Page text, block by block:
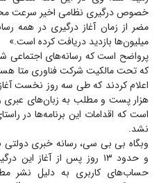
خصوص درگیری نظامی اخیر سرعت
مضر از زمان آغاز درگیری در همه
میلیون‌ها بازدید دریافت کرده است.»
پرواضح است که رسانه‌های اجتماعی
که تحت مالکیت شرکت فناوری متا
هزار پست و مطلب به زبان‌های عبری
است که اقدامات این برنامه‌ها در
نشد.
و حدود ۱۳ روز پس از آغاز
حساب‌های کاربری به دلیل نشر